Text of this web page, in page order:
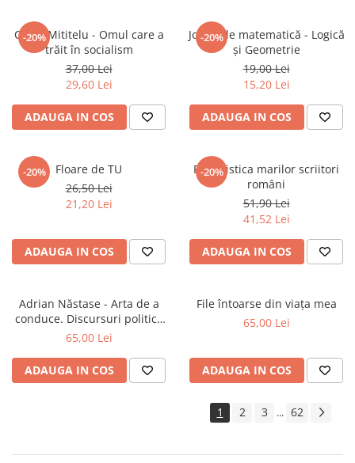
-20%
Cezar Mititelu - Omul care a
trăit în socialism
37,00 Lei
29,60 Lei
ADAUGA IN COS
-20%
Jocuri de matematică - Logică
și Geometrie
19,00 Lei
15,20 Lei
ADAUGA IN COS
-20%
Floare de TU
26,50 Lei
21,20 Lei
ADAUGA IN COS
-20%
Publicistica marilor scriitori
români
51,90 Lei
41,52 Lei
ADAUGA IN COS
Adrian Năstase - Arta de a
conduce. Discursuri politice
(2000-2013)
65,00 Lei
ADAUGA IN COS
File întoarse din viața mea
65,00 Lei
ADAUGA IN COS
1 2 3 ... 62